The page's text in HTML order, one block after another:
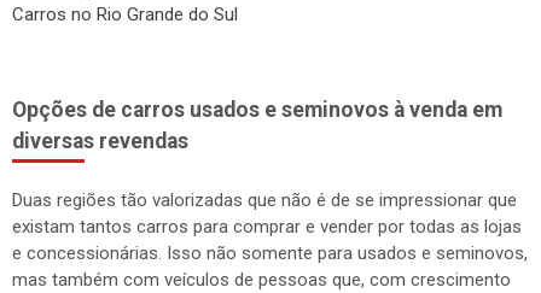
Carros no Rio Grande do Sul
Opções de carros usados e seminovos à venda em
diversas revendas
Duas regiões tão valorizadas que não é de se impressionar que
existam tantos carros para comprar e vender por todas as lojas
e concessionárias. Isso não somente para usados e seminovos,
mas também com veículos de pessoas que, com crescimento